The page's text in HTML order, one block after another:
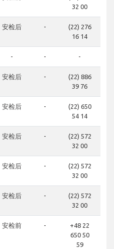
32 00
安检后 -
(22) 276
16 14
- - -
安检后 -
(22) 886
39 76
安检后 -
(22) 650
54 14
安检后 -
(22) 572
32 00
安检后 -
(22) 572
32 00
安检后 -
(22) 572
32 00
安检前 -
+48 22
650 50
59